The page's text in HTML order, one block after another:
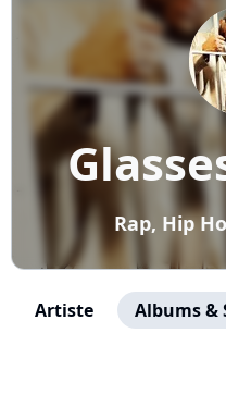
Rap, Hip
Artiste Albums &